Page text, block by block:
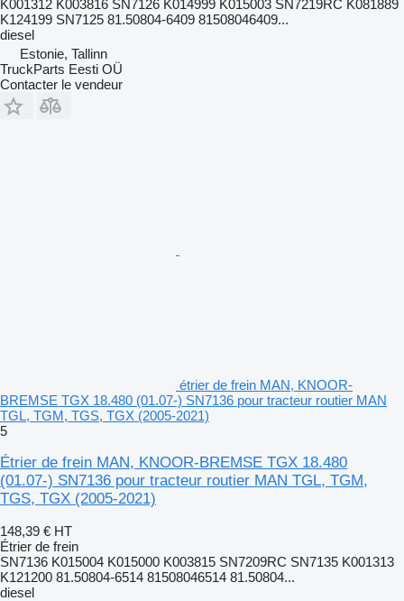
K001312 K003816 SN7126 K014999 K015003 SN7219RC K081889
K124199 SN7125 81.50804-6409 81508046409...
diesel
Estonie, Tallinn
TruckParts Eesti OÜ
Contacter le vendeur
étrier de frein MAN, KNOOR-
BREMSE TGX 18.480 (01.07-) SN7136 pour tracteur routier MAN
TGL, TGM, TGS, TGX (2005-2021)
5
Étrier de frein MAN, KNOOR-BREMSE TGX 18.480
(01.07-) SN7136 pour tracteur routier MAN TGL, TGM,
TGS, TGX (2005-2021)
148,39 € HT
Étrier de frein
SN7136 K015004 K015000 K003815 SN7209RC SN7135 K001313
K121200 81.50804-6514 81508046514 81.50804...
diesel